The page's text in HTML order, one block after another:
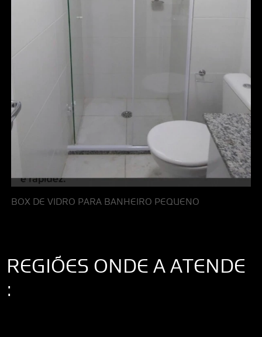
BOX DE VIDRO PARA BANHEIRO PEQUENO
REGIÕES ONDE A ATENDE
: